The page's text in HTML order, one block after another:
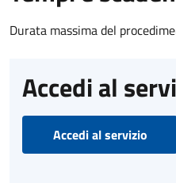
Durata massima del
Accedi al
Accedi al servizio